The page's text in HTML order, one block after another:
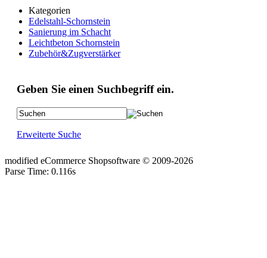
Kategorien
Edelstahl-Schornstein
Sanierung im Schacht
Leichtbeton Schornstein
Zubehör&Zugverstärker
Geben Sie einen Suchbegriff ein.
Erweiterte Suche
modified eCommerce Shopsoftware © 2009-2026
Parse Time: 0.116s